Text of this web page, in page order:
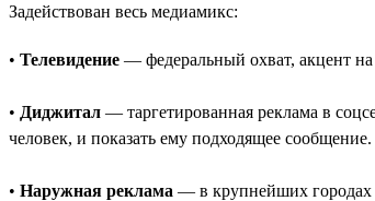
Задействован весь медиамикс:
• Телевидение — федеральный охват, акцент
• Диджитал — таргетированная реклама в
человек, и показать ему подходящее
• Наружная реклама — в крупнейших городах